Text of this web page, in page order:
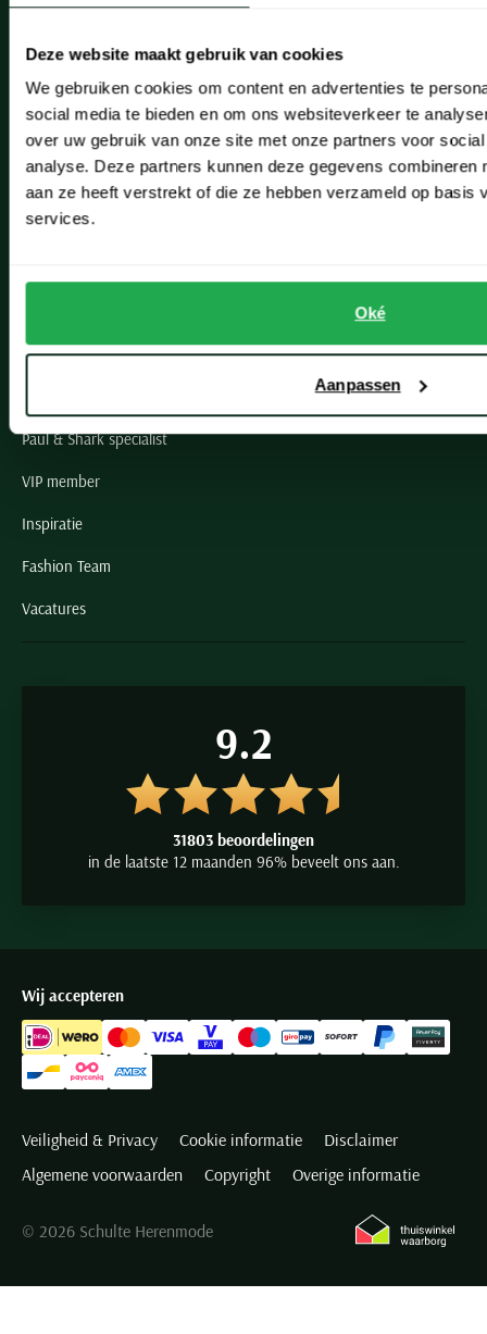
Deze website maakt gebruik van cookies
We gebruiken cookies om content en advertenties te
social media te bieden en om ons websiteverkeer te
over uw gebruik van onze site met onze partners voor
analyse. Deze partners kunnen deze gegevens combineren
aan ze heeft verstrekt of die ze hebben verzameld op basis
services.
Oké
Aanpassen
Leiderdorp
Lisse
Noordwijk
Openingstijden winkels
Schulte Herenmode
Paul & Shark specialist
VIP member
Inspiratie
Fashion Team
Vacatures
9.2
31803 beoordelingen
in de laatste 12 maanden 96% beveelt ons aan.
Wij accepteren
Veiligheid & Privacy Cookie informatie
Disclaimer
Algemene voorwaarden
Copyright Overige informatie
© 2026 Schulte Herenmode